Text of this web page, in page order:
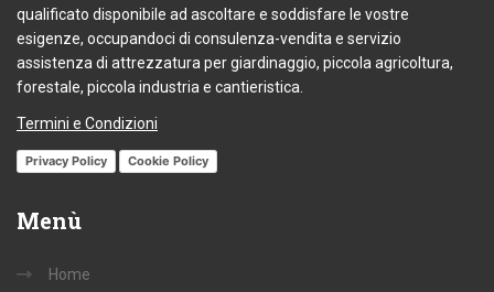
qualificato disponibile ad ascoltare e soddisfare le vostre
esigenze, occupandoci di consulenza-vendita e servizio
assistenza di attrezzatura per giardinaggio, piccola agricoltura,
forestale, piccola industria e cantieristica.
Termini e Condizioni
Privacy Policy Cookie Policy
Menù
Home